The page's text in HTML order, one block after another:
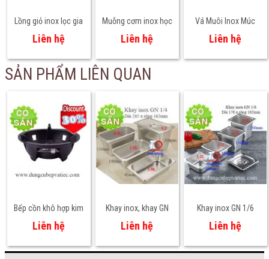
Lồng giỏ inox lọc gia
vị hầm xương lọc trà
nhiều size
Liên hệ
Muỗng cơm inox học
sinh 17cm loại dày
sáng bóng
Liên hệ
Vá Muôi Inox Múc
Định Lượng Cán Móc
8 - 10 - 12 - 16 - 20 Oz
Liên hệ
SẢN PHẨM LIÊN QUAN
Bếp cồn khô hợp kim
nhôm
Liên hệ
Khay inox, khay GN
1/4
Liên hệ
Khay inox GN 1/6
Liên hệ